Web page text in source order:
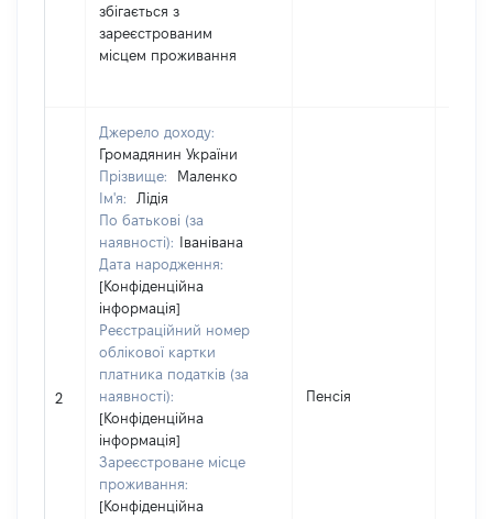
збігається з
зареєстрованим
місцем проживання
2
Джерело доходу:
Громадянин України
Прізвище:
Маленко
Ім'я:
Лідія
По батькові (за
наявності):
Іванівана
Дата народження:
[Конфіденційна
інформація]
Реєстраційний номер
облікової картки
платника податків (за
наявності):
[Конфіденційна
інформація]
Зареєстроване місце
проживання:
[Конфіденційна
Пенсія